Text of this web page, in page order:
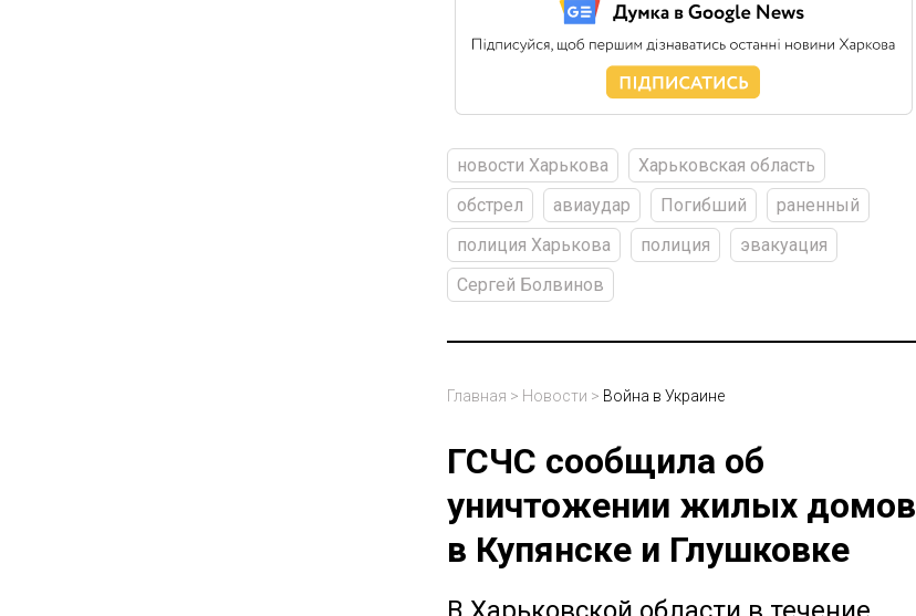
новости Харькова
Харьковская область
обстрел
авиаудар Погибший
раненный
полиция Харькова
полиция
эвакуация
Сергей Болвинов
Главная > Новости > Война в Украине
ГСЧС сообщила об
уничтожении жилых домов
в Купянске и Глушковке